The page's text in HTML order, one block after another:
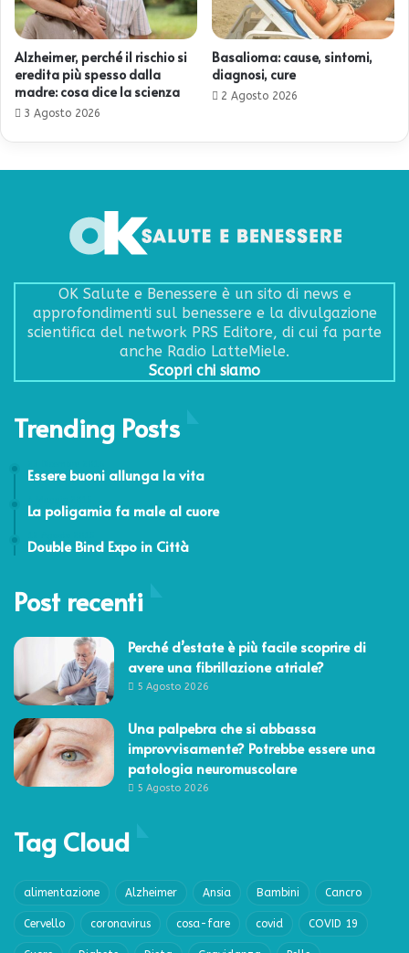
Alzheimer, perché il rischio si
eredita più spesso dalla
madre: cosa dice la scienza
3 Agosto 2026
Basalioma: cause, sintomi,
diagnosi, cure
2 Agosto 2026
OK Salute e Benessere è un sito di news e
approfondimenti sul benessere e la divulgazione
scientifica del network PRS Editore, di cui fa parte
anche Radio LatteMiele.
Scopri chi siamo
Trending Posts
Essere buoni allunga la vita
La poligamia fa male al cuore
Double Bind Expo in Città
Post recenti
Perché d’estate è più facile scoprire di
avere una fibrillazione atriale?
5 Agosto 2026
Una palpebra che si abbassa
improvvisamente? Potrebbe essere una
patologia neuromuscolare
5 Agosto 2026
Tag Cloud
alimentazione Alzheimer Ansia Bambini Cancro
Cervello coronavirus cosa-fare covid COVID 19